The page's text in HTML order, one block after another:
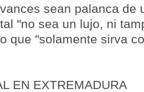
sean palanca de
"no sea un lujo, ni
que "solamente sirva
EN EXTREMADURA